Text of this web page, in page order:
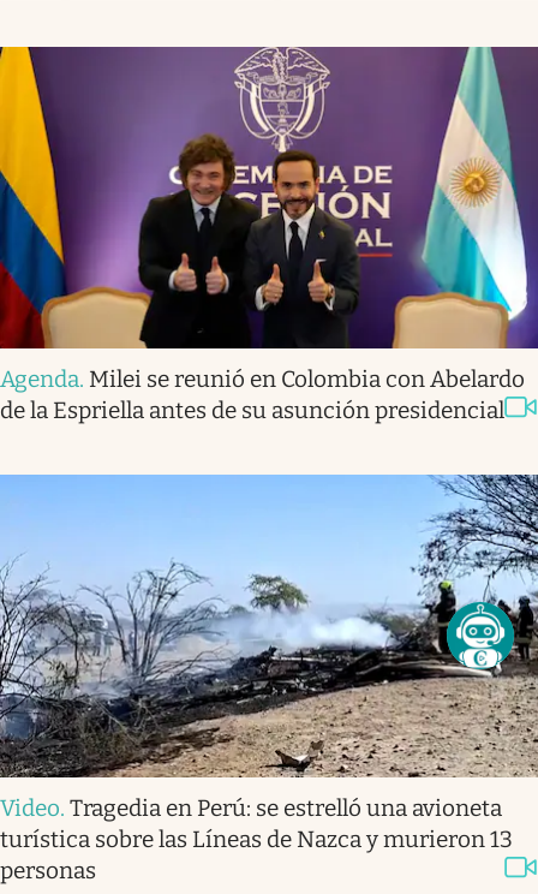
Agenda. Milei se reunió en Colombia con Abelardo
de la Espriella antes de su asunción presidencial
Video. Tragedia en Perú: se estrelló una avioneta
turística sobre las Líneas de Nazca y murieron 13
personas